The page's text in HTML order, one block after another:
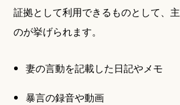
証拠として利用できるものとして、
のが挙げられます。
妻の言動を記載した日記やメモ
暴言の録音や動画